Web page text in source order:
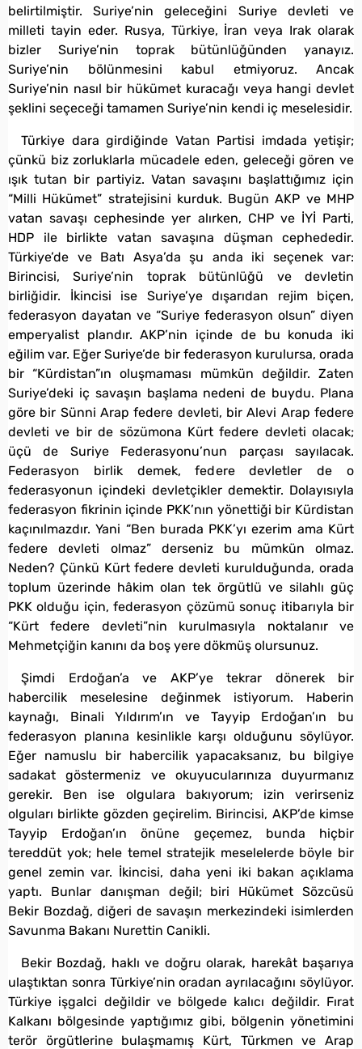
belirtilmiştir. Suriye’nin geleceğini Suriye devleti ve
milleti tayin eder. Rusya, Türkiye, İran veya Irak olarak
bizler Suriye’nin toprak bütünlüğünden yanayız.
Suriye’nin bölünmesini kabul etmiyoruz. Ancak
Suriye’nin nasıl bir hükümet kuracağı veya hangi devlet
şeklini seçeceği tamamen Suriye’nin kendi iç meselesidir.
Türkiye dara girdiğinde Vatan Partisi imdada yetişir;
çünkü biz zorluklarla mücadele eden, geleceği gören ve
ışık tutan bir partiyiz. Vatan savaşını başlattığımız için
“Milli Hükümet” stratejisini kurduk. Bugün AKP ve MHP
vatan savaşı cephesinde yer alırken, CHP ve İYİ Parti,
HDP ile birlikte vatan savaşına düşman cephededir.
Türkiye’de ve Batı Asya’da şu anda iki seçenek var:
Birincisi, Suriye’nin toprak bütünlüğü ve devletin
birliğidir. İkincisi ise Suriye’ye dışarıdan rejim biçen,
federasyon dayatan ve “Suriye federasyon olsun” diyen
emperyalist plandır. AKP’nin içinde de bu konuda iki
eğilim var. Eğer Suriye’de bir federasyon kurulursa, orada
bir “Kürdistan”ın oluşmaması mümkün değildir. Zaten
Suriye’deki iç savaşın başlama nedeni de buydu. Plana
göre bir Sünni Arap federe devleti, bir Alevi Arap federe
devleti ve bir de sözümona Kürt federe devleti olacak;
üçü de Suriye Federasyonu’nun parçası sayılacak.
Federasyon birlik demek, federe devletler de o
federasyonun içindeki devletçikler demektir. Dolayısıyla
federasyon fikrinin içinde PKK’nın yönettiği bir Kürdistan
kaçınılmazdır. Yani “Ben burada PKK’yı ezerim ama Kürt
federe devleti olmaz” derseniz bu mümkün olmaz.
Neden? Çünkü Kürt federe devleti kurulduğunda, orada
toplum üzerinde hâkim olan tek örgütlü ve silahlı güç
PKK olduğu için, federasyon çözümü sonuç itibarıyla bir
“Kürt federe devleti”nin kurulmasıyla noktalanır ve
Mehmetçiğin kanını da boş yere dökmüş olursunuz.
Şimdi Erdoğan’a ve AKP’ye tekrar dönerek bir
habercilik meselesine değinmek istiyorum. Haberin
kaynağı, Binali Yıldırım’ın ve Tayyip Erdoğan’ın bu
federasyon planına kesinlikle karşı olduğunu söylüyor.
Eğer namuslu bir habercilik yapacaksanız, bu bilgiye
sadakat göstermeniz ve okuyucularınıza duyurmanız
gerekir. Ben ise olgulara bakıyorum; izin verirseniz
olguları birlikte gözden geçirelim. Birincisi, AKP’de kimse
Tayyip Erdoğan’ın önüne geçemez, bunda hiçbir
tereddüt yok; hele temel stratejik meselelerde böyle bir
genel zemin var. İkincisi, daha yeni iki bakan açıklama
yaptı. Bunlar danışman değil; biri Hükümet Sözcüsü
Bekir Bozdağ, diğeri de savaşın merkezindeki isimlerden
Savunma Bakanı Nurettin Canikli.
Bekir Bozdağ, haklı ve doğru olarak, harekât başarıya
ulaştıktan sonra Türkiye’nin oradan ayrılacağını söylüyor.
Türkiye işgalci değildir ve bölgede kalıcı değildir. Fırat
Kalkanı bölgesinde yaptığımız gibi, bölgenin yönetimini
terör örgütlerine bulaşmamış Kürt, Türkmen ve Arap